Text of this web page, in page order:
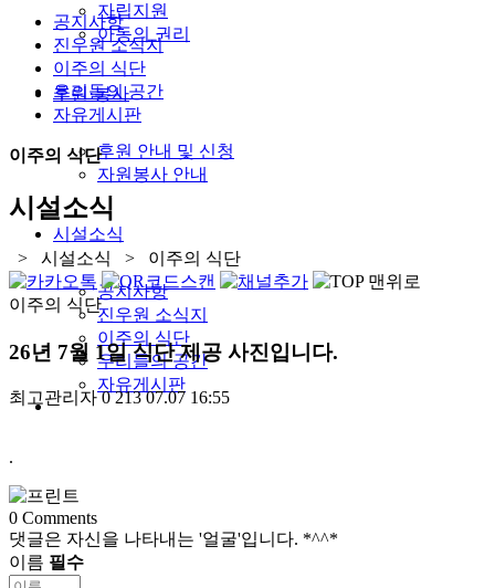
자립지원
아동의 권리
후원·봉사
후원 안내 및 신청
자원봉사 안내
시설소식
공지사항
진우원 소식지
이주의 식단
우리들의 공간
자유게시판
공지사항
진우원 소식지
이주의 식단
우리들의 공간
자유게시판
이주의 식단
시설소식
> 시설소식 > 이주의 식단
이주의 식단
26년 7월 1일 식단 제공 사진입니다.
최고관리자 021307.07 16:55
.
0 Comments
댓글은 자신을 나타내는 '얼굴'입니다. *^^*
이름 필수